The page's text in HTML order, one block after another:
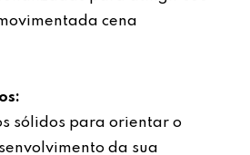
cena
sólidos para orientar o
da sua